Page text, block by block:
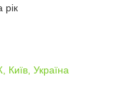
рік
Київ, Україна